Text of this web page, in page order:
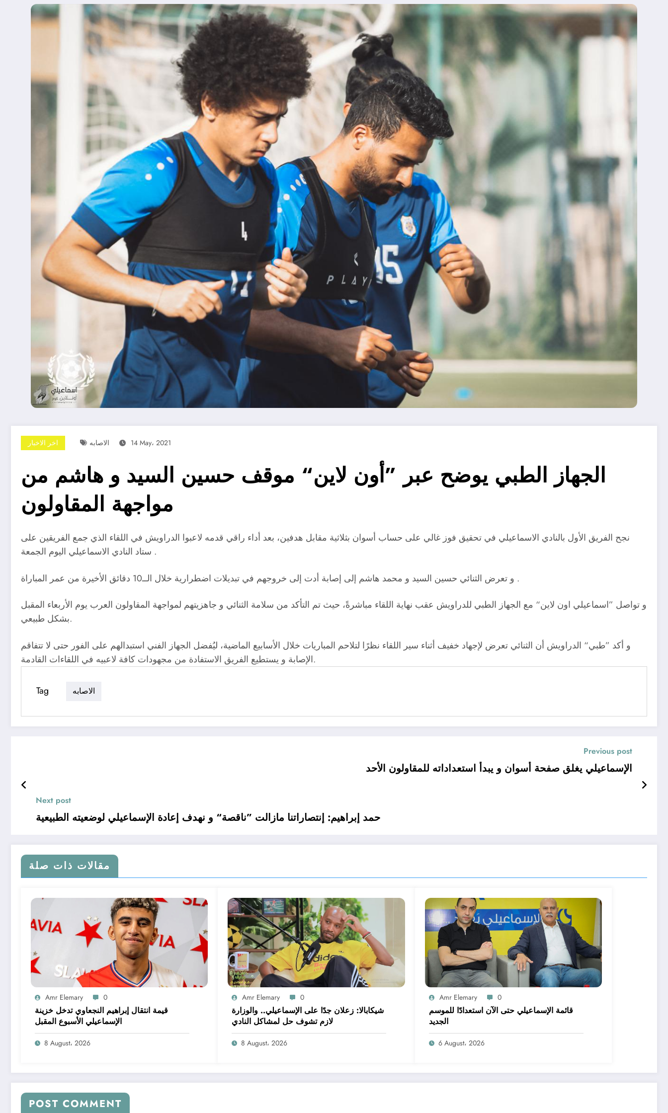
اخر الاخبار الاصابه 14 May، 2021
الجهاز الطبي يوضح عبر ”أون لاين“ موقف حسين السيد و هاشم من
مواجهة المقاولون
نجح الفريق الأول بالنادي الاسماعيلي في تحقيق فوز غالي على حساب أسوان بثلاثية مقابل هدفين، بعد أداء راقي قدمه لاعبوا الدراويش في اللقاء الذي جمع الفريقين على
ستاد النادي الاسماعيلي اليوم الجمعة .
و تعرض الثنائي حسين السيد و محمد هاشم إلى إصابة أدت إلى خروجهم في تبديلات اضطرارية خلال الــ10 دقائق الأخيرة من عمر المباراة .
و تواصل ”اسماعيلي اون لاين“ مع الجهاز الطبي للدراويش عقب نهاية اللقاء مباشرةً، حيث تم التأكد من سلامة الثنائي و جاهزيتهم لمواجهة المقاولون العرب يوم الأربعاء المقبل
بشكل طبيعي.
و أكد ”طبي“ الدراويش أن الثنائي تعرض لإجهاد خفيف أثناء سير اللقاء نظرًا لتلاحم المباريات خلال الأسابيع الماضية، ليُفضل الجهاز الفني استبدالهم على الفور حتى لا تتفاقم
الإصابة و يستطيع الفريق الاستفادة من مجهودات كافة لاعبيه في اللقاءات القادمة.
Tag الاصابه
Previous post
الإسماعيلي يغلق صفحة أسوان و يبدأ استعداداته للمقاولون الأحد
Next post
حمد إبراهيم: إنتصاراتنا مازالت ”ناقصة“ و نهدف إعادة الإسماعيلي لوضعيته الطبيعية
مقالات ذات صلة
Amr Elemary 0
قيمة انتقال إبراهيم النجعاوي تدخل خزينة
الإسماعيلي الأسبوع المقبل
8 August، 2026
Amr Elemary 0
شيكابالا: زعلان جدًا على الإسماعيلي.. والوزارة
لازم تشوف حل لمشاكل النادي
8 August، 2026
Amr Elemary 0
قائمة الإسماعيلي حتى الآن استعدادًا للموسم
الجديد
6 August، 2026
POST COMMENT